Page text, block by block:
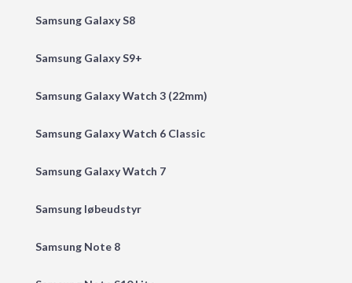
Samsung Galaxy S8
Samsung Galaxy S9+
Samsung Galaxy Watch 3 (22mm)
Samsung Galaxy Watch 6 Classic
Samsung Galaxy Watch 7
Samsung løbeudstyr
Samsung Note 8